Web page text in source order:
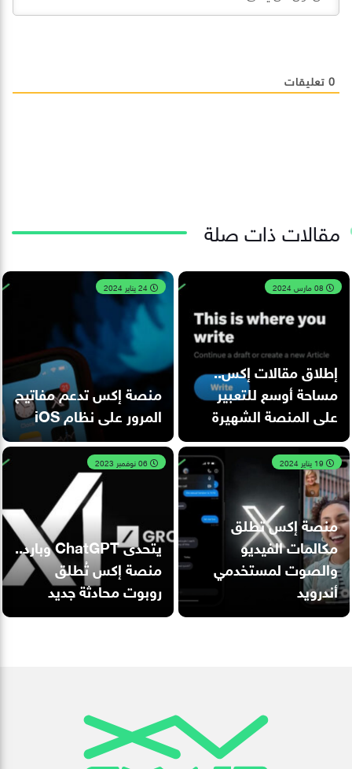
0 تعليقات
مقالات ذات صلة
إطلاق مقالات إكس..
مساحة أوسع للتعبير
على المنصة الشهيرة
منصة إكس تدعم مفاتيح
المرور على نظام iOS
منصة إكس تطلق
مكالمات الفيديو
والصوت لمستخدمي
أندرويد
يتحدى ChatGPT وبارد..
منصة إكس تُطلق
روبوت محادثة جديد